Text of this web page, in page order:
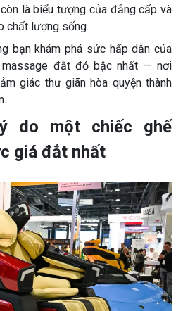
là biểu tượng của đẳng cấp và
chất lượng sống.
bạn khám phá sức hấp dẫn của
massage đắt đỏ bậc nhất — nơi
giác thư giãn hòa quyện thành
do một chiếc ghế
giá đắt nhất